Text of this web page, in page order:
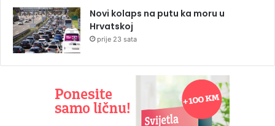
Novi kolaps na putu ka moru u
Hrvatskoj
prije 23 sata